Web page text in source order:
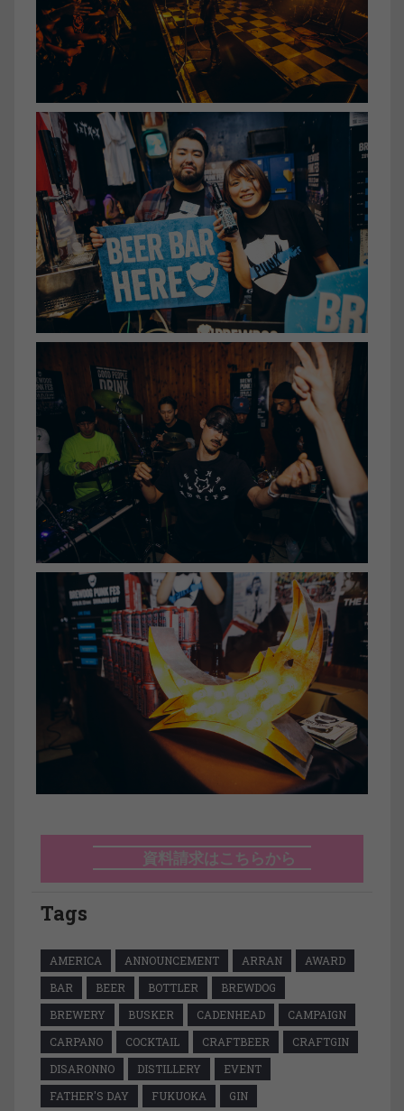
資料請求はこちらから
Tags
AMERICA ANNOUNCEMENT ARRAN
AWARD
BAR
BEER BOTTLER
BREWDOG
BREWERY
BUSKER CADENHEAD
CAMPAIGN
CARPANO
COCKTAIL CRAFTBEER
CRAFTGIN
DISARONNO
DISTILLERY
EVENT
FATHER'S DAY
FUKUOKA
GIN